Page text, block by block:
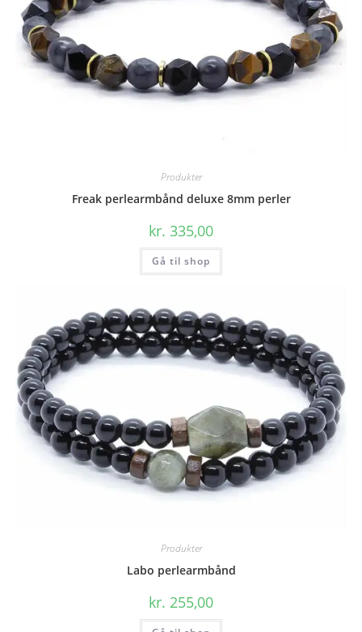
Produkter
Freak perlearmbånd deluxe 8mm perler
kr. 335,00
Gå til shop
Produkter
Labo perlearmbånd
kr. 255,00